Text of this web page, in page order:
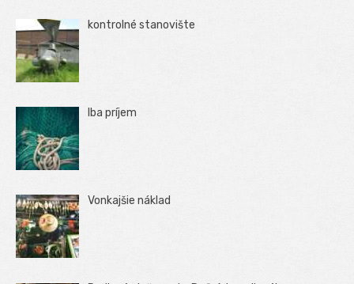
kontrolné stanovište
Iba príjem
Vonkajšie náklad